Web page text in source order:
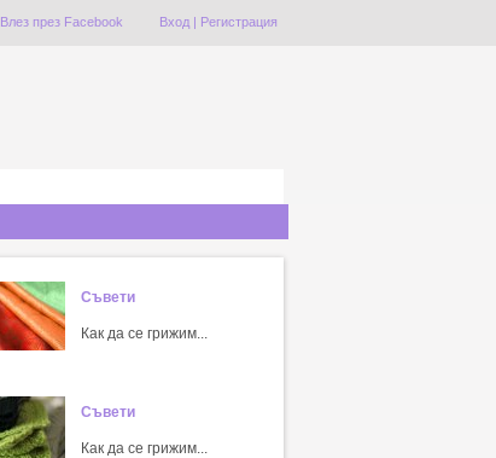
Влез през Facebook Вход| Регистрация
Съвети
Как да се грижим...
Съвети
Как да се грижим...